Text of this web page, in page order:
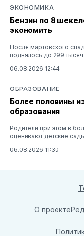
ЭКОНОМИКА
Бензин по 8
экономить
После мартовского
поднялось до 299 тысяч
06.08.2026 12:44
ОБРАЗОВАНИЕ
Более половины
образования
Родители при этом в
оценивают детские
06.08.2026 11:30
О проекте